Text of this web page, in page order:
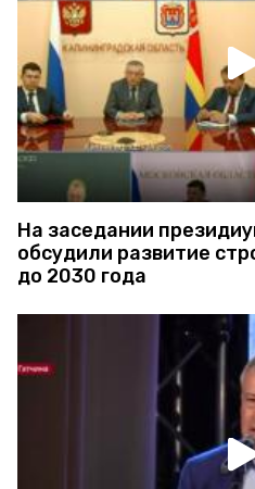
На заседании
обсудили развитие
до 2030 года